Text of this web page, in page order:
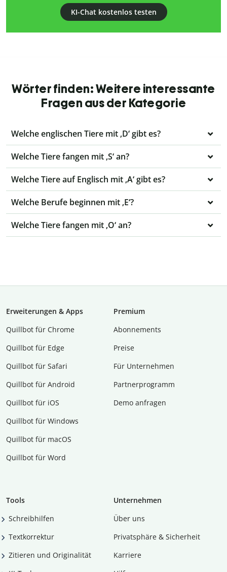
KI-Chat kostenlos testen
Wörter finden: Weitere interessante
Fragen aus der Kategorie
Welche englischen Tiere mit ‚D‘ gibt es?
Welche Tiere fangen mit ‚S‘ an?
Welche Tiere auf Englisch mit ‚A‘ gibt es?
Welche Berufe beginnen mit ‚E‘?
Welche Tiere fangen mit ‚O‘ an?
Erweiterungen & Apps
Quillbot für Chrome
Quillbot für Edge
Quillbot für Safari
Quillbot für Android
Quillbot für iOS
Quillbot für Windows
Quillbot für macOS
Quillbot für Word
Premium
Abon­ne­ments
Preise
Für Unternehmen
Partnerprogramm
Demo anfragen
Tools
Schreibhilfen
Textkorrektur
Zitieren und Originalität
Unternehmen
Über uns
Privatsphäre & Sicherheit
Karriere